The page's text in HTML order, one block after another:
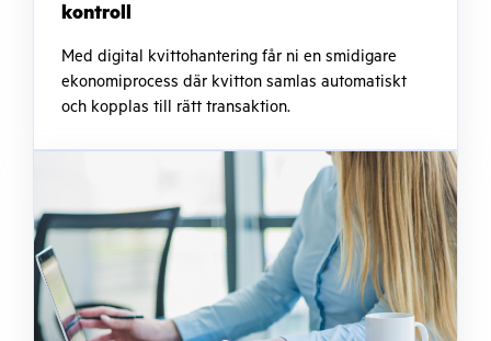
kontroll
Med digital kvittohantering får ni en smidigare
ekonomiprocess där kvitton samlas automatiskt
och kopplas till rätt transaktion.